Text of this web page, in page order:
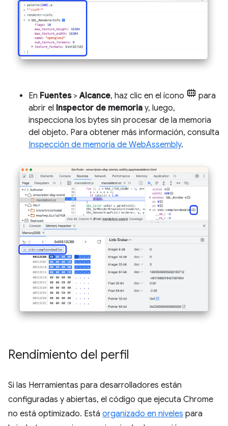
En Fuentes>Alcance, haz clic en el ícono
para
abrir el Inspector de memoria y, luego,
inspecciona los bytes sin procesar de la memoria
del objeto. Para obtener más información, consulta
Inspección de memoria de WebAssembly.
Rendimiento del perfil
Si las Herramientas para desarrolladores están
configuradas y abiertas, el código que ejecuta Chrome
no está optimizado. Está organizado en niveles para